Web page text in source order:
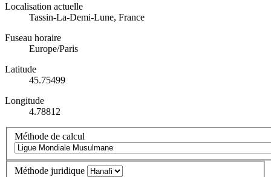
Localisation actuelle
Tassin-La-Demi-Lune, France
Fuseau horaire
Europe/Paris
Latitude
45.75499
Longitude
4.78812
Méthode de calcul
Méthode juridique